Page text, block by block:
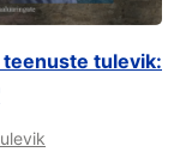
teenuste tulevik: